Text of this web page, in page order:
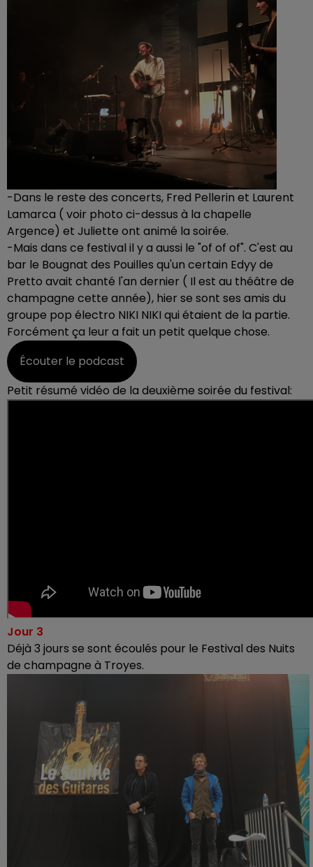
-Dans le reste des concerts, Fred Pellerin et Laurent
Lamarca ( voir photo ci-dessus à la chapelle
Argence) et Juliette ont animé la soirée.
-Mais dans ce festival il y a aussi le "of of of". C'est au
bar le Bougnat des Pouilles qu'un certain Edyy de
Pretto avait chanté l'an dernier ( Il est au théâtre de
champagne cette année), hier se sont ses amis du
groupe pop électro NIKI NIKI qui étaient de la partie.
Forcément ça leur a fait un petit quelque chose.
Écouter le podcast
Petit résumé vidéo de la deuxième soirée du festival:
Jour 3
Déjà 3 jours se sont écoulés pour le Festival des Nuits
de champagne à Troyes.